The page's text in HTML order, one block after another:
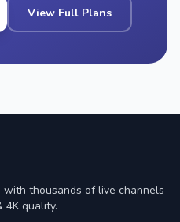
View Full Plans
with thousands of live channels
4K quality.